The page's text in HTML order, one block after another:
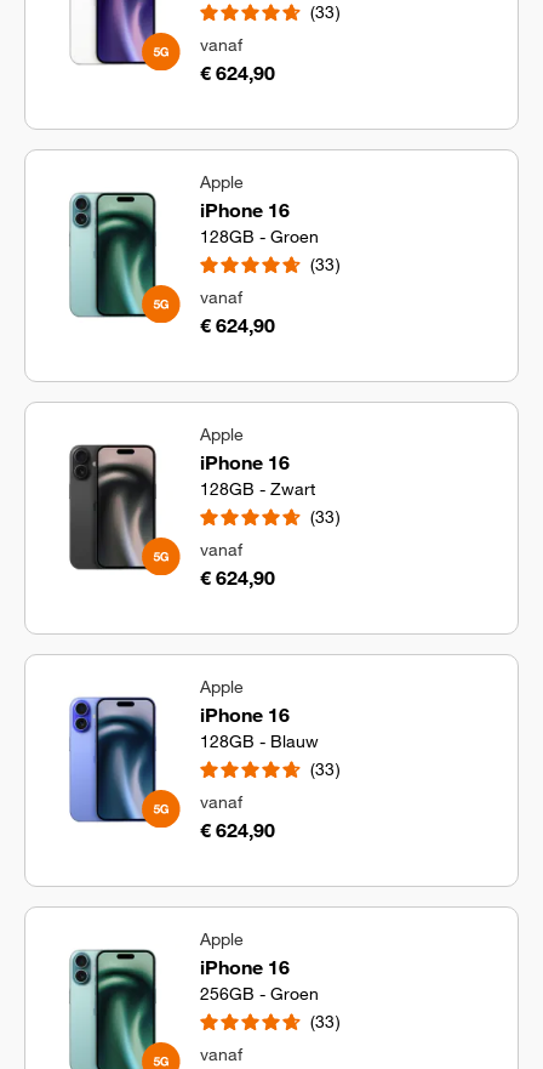
33
vanaf
€ 624,90
Apple
iPhone 16
128GB - Groen
33
vanaf
€ 624,90
Apple
iPhone 16
128GB - Zwart
33
vanaf
€ 624,90
Apple
iPhone 16
128GB - Blauw
33
vanaf
€ 624,90
Apple
iPhone 16
256GB - Groen
33
vanaf